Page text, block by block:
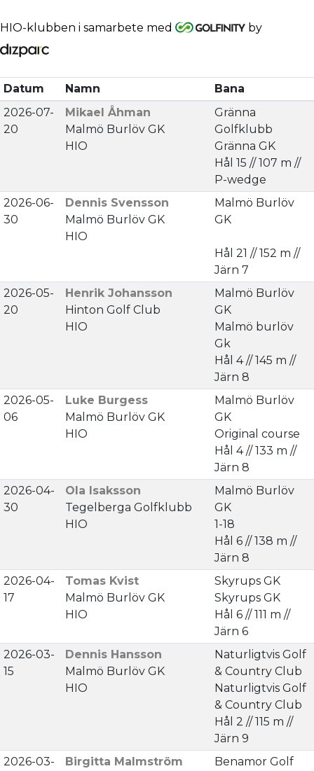
HIO-klubben i samarbete med by
Datum Namn
Bana
2026-07-
20
Mikael Åhman
Malmö Burlöv GK
HIO
Gränna
Golfklubb
Gränna GK
Hål 15 // 107 m //
P-wedge
2026-06-
30
Dennis Svensson
Malmö Burlöv GK
HIO
Malmö Burlöv
GK
Hål 21 // 152 m //
Järn 7
2026-05-
20
Henrik Johansson
Hinton Golf Club
HIO
Malmö Burlöv
GK
Malmö burlöv
Gk
Hål 4 // 145 m //
Järn 8
2026-05-
06
Luke Burgess
Malmö Burlöv GK
HIO
Malmö Burlöv
GK
Original course
Hål 4 // 133 m //
Järn 8
2026-04-
30
Ola Isaksson
Tegelberga Golfklubb
HIO
Malmö Burlöv
GK
1-18
Hål 6 // 138 m //
Järn 8
2026-04-
17
Tomas Kvist
Malmö Burlöv GK
HIO
Skyrups GK
Skyrups GK
Hål 6 // 111 m //
Järn 6
2026-03-
15
Dennis Hansson
Malmö Burlöv GK
HIO
Naturligtvis Golf
& Country Club
Naturligtvis Golf
& Country Club
Hål 2 // 115 m //
Järn 9
2026-03-
Birgitta Malmström
Benamor Golf